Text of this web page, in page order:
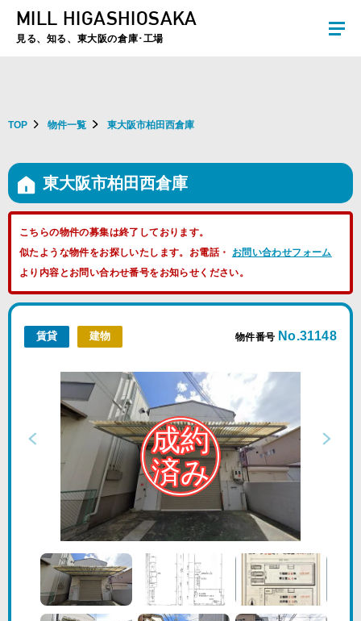
夏季休暇のお知らせ：2026年8月8日(土)～8月16日(日)まで休業とさせていた
MILL HIGASHIOSAKA
見る、知る、東大阪の倉庫･工場
TOP 物件一覧 東大阪市柏田西倉庫
東大阪市柏田西倉庫
こちらの物件の募集は終了しております。
似たような物件をお探しいたします。お電話・ お問い合わせフォーム
より内容とお問い合わせ番号をお知らせください。
賃貸 建物 物件番号 No.31148